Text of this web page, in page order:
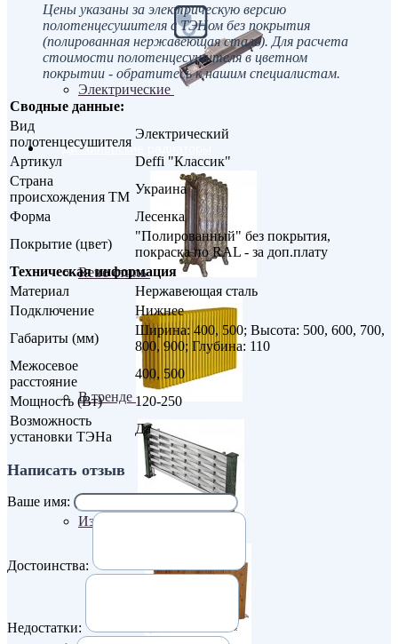
Электрические
Дизайнерские радиаторы
Retro стиль
В тренде
Из камня
Цены указаны за электрическую версию
полотенцесушителя с ТЭНом без покрытия
(полированная нержавеющая сталь). Для расчета
стоимости полотенцесушителя в цветном
покрытии - обратитесь к нашим специалистам.
Сводные данные:
Вид
полотенцесушителя
Электрический
Артикул
Deffi "Классик"
Страна
происхождения ТМ
Украина
Форма
Лесенка
Покрытие (цвет)
"Полированный" без покрытия,
покраска по RAL - за доп.плату
Техническая информация
Материал
Нержавеющая сталь
Подключение
Нижнее
Габариты (мм)
Ширина: 400, 500; Высота: 500, 600, 700,
800, 900; Глубина: 110
Межосевое
расстояние
400, 500
Мощность (Вт)
120-250
Возможность
установки ТЭНа
Да
Написать отзыв
Ваше имя:
Достоинства:
Недостатки: